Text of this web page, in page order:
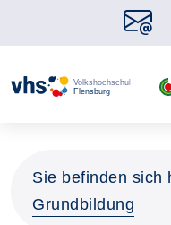
Sie befinden sich
Grundbildung